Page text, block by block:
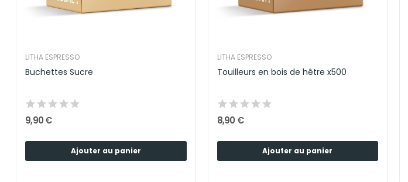
LITHA ESPRESSO
Buchettes Sucre
9,90 €
Ajouter au panier
LITHA ESPRESSO
Touilleurs en bois de hêtre x500
8,90 €
Ajouter au panier